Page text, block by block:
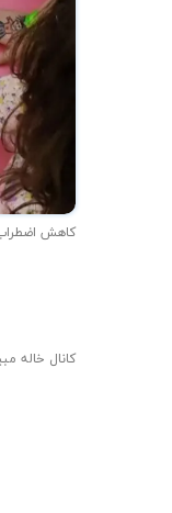
کاهش اضطراب
کانال خاله